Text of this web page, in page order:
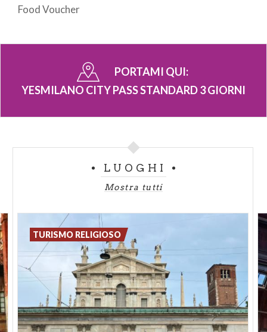
Food Voucher
PORTAMI QUI:
YESMILANO CITY PASS STANDARD 3 GIORNI
LUOGHI
Mostra tutti
TURISMO RELIGIOSO